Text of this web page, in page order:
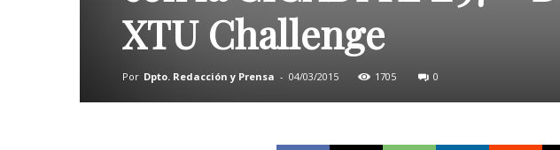
XTU Challenge
Por Dpto. Redacción y Prensa - 04/03/2015 1705 0